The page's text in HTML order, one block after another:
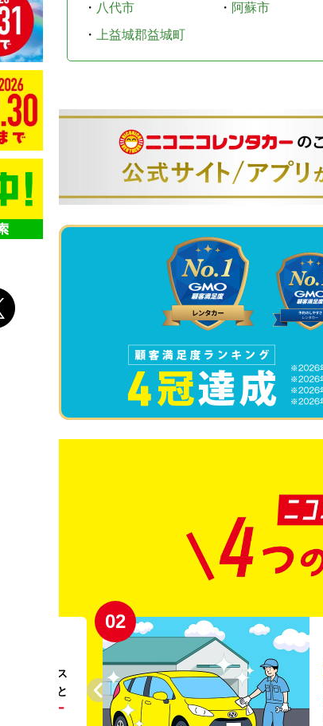
・ 八代市 ・ 阿蘇市
・
上益城郡益城町
。ガソリンス
用すること
リー
02